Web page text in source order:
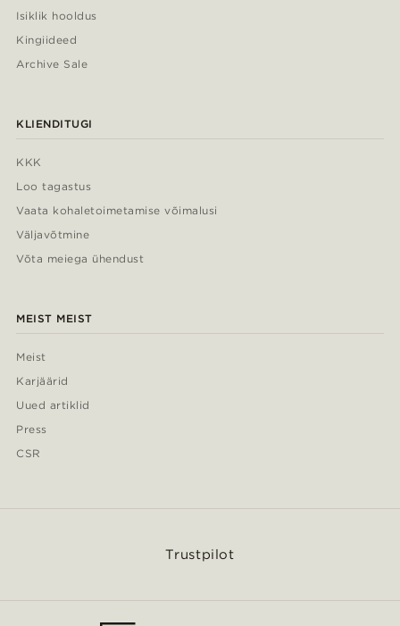
Isiklik hooldus
Kingiideed
Archive Sale
KLIENDITUGI
KKK
Loo tagastus
Vaata kohaletoimetamise võimalusi
Väljavõtmine
Võta meiega ühendust
MEIST MEIST
Meist
Karjäärid
Uued artiklid
Press
CSR
Trustpilot